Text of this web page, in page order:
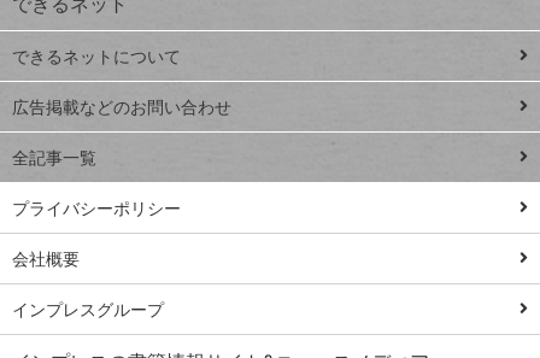
close
閉じ
る
連載
Excel Q&A
トイアンナ流仕
事術
PowerAutomate
ではじめる業務
の完全自動化
AI議事録作成術
Windows 11
Q&A
できるネットについて
広告掲載などのお問い合わせ
全記事一覧
プライバシーポリシー
会社概要
インプレスグループ